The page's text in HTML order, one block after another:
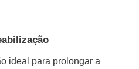
ideal para prolongar a